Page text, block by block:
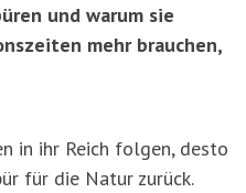
und warum sie
mehr brauchen,
in ihr Reich folgen, desto
für die Natur zurück.